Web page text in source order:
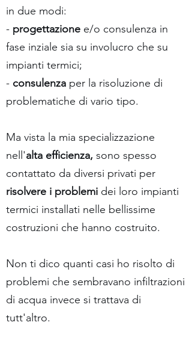
in due modi:
- progettazione e/o consulenza in
fase inziale sia su involucro che su
impianti termici;
- consulenza per la risoluzione di
problematiche di vario tipo.
Ma vista la mia specializzazione
nell'alta efficienza, sono spesso
contattato da diversi privati per
risolvere i problemi dei loro impianti
termici installati nelle bellissime
costruzioni che hanno costruito.
Non ti dico quanti casi ho risolto di
problemi che sembravano infiltrazioni
di acqua invece si trattava di
tutt'altro.